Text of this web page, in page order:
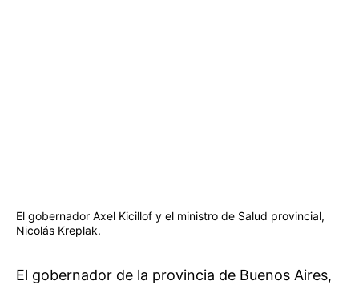
El gobernador Axel Kicillof y el ministro de Salud provincial,
Nicolás Kreplak.
El gobernador de la provincia de Buenos Aires,